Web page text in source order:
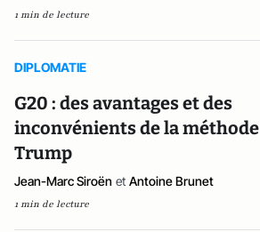
1 min de lecture
DIPLOMATIE
G20 : des avantages et des
inconvénients de la méthode
Trump
Jean-Marc Siroën et Antoine Brunet
1 min de lecture